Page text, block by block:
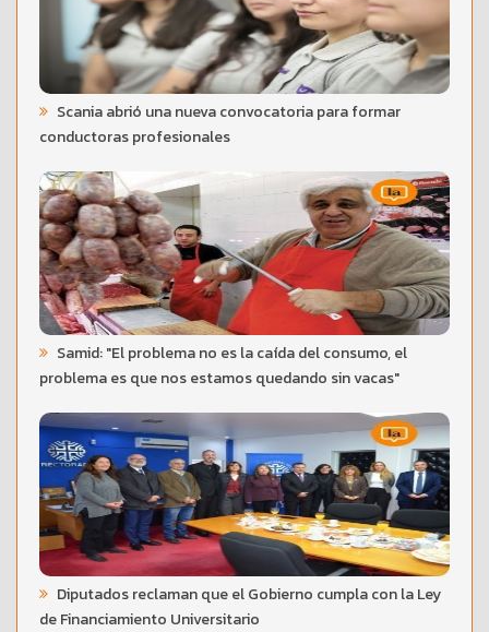
Scania abrió una nueva convocatoria para formar
conductoras profesionales
Samid: "El problema no es la caída del consumo, el
problema es que nos estamos quedando sin vacas"
Diputados reclaman que el Gobierno cumpla con la Ley
de Financiamiento Universitario